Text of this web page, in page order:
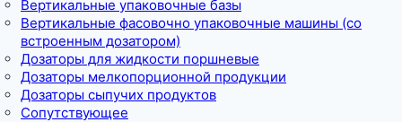
Вертикальные упаковочные базы
Вертикальные фасовочно упаковочные машины (со
встроенным дозатором)
Дозаторы для жидкости поршневые
Дозаторы мелкопорционной продукции
Дозаторы сыпучих продуктов
Сопутствующее